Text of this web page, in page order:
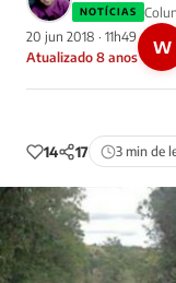
NOTÍCIAS
20 jun 2018 · 11h49
Atualizado 8 anos
W
14 17 3 min de